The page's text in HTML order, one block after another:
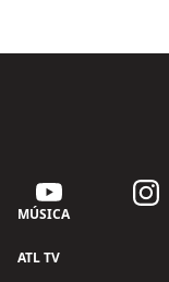
MÚSICA
ATL TV